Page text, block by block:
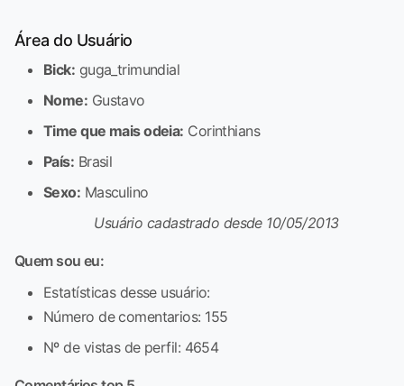
Área do Usuário
Bick: guga_trimundial
Nome: Gustavo
Time que mais odeia: Corinthians
País: Brasil
Sexo: Masculino
Usuário cadastrado desde 10/05/2013
Quem sou eu:
Estatísticas desse usuário:
Número de comentarios: 155
Nº de vistas de perfil: 4654